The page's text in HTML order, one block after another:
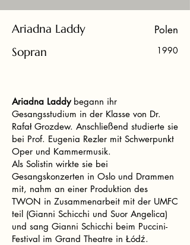
Ariadna Laddy Polen
Sopran 1990
Ariadna Laddybegann ihr
Gesangsstudium in der Klasse von Dr.
Rafał Grozdew. Anschließend studierte sie
bei Prof. Eugenia Rezler mit Schwerpunkt
Oper und Kammermusik.
Als Solistin wirkte sie bei
Gesangskonzerten in Oslo und Drammen
mit, nahm an einer Produktion des
TWON in Zusammenarbeit mit der UMFC
teil (Gianni Schicchi und Suor Angelica)
und sang Gianni Schicchi beim Puccini-
Festival im Grand Theatre in Łódź.